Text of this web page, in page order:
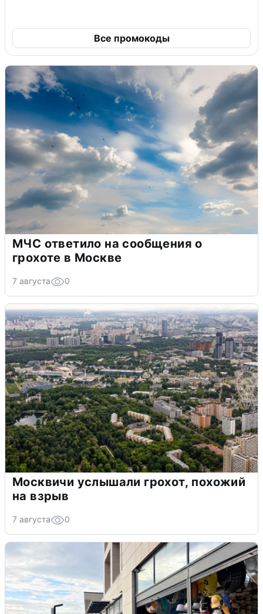
Все промокоды
МЧС ответило на сообщения о
грохоте в Москве
7 августа 0
Москвичи услышали грохот, похожий
на взрыв
7 августа 0